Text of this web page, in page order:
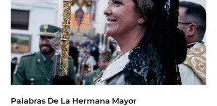
Palabras De La Hermana Mayor